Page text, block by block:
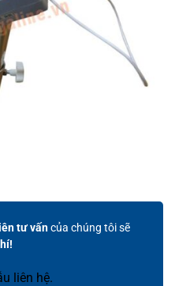
tư vấncủa chúng tôi sẽ
liên hệ.